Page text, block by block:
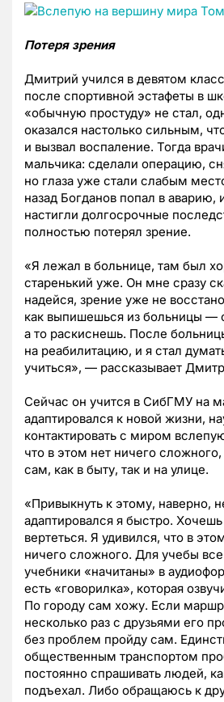
Потеря зрения
Дмитрий учился в девятом
после спортивной эстафеты в
«обычную простуду» не стал,
оказался настолько сильным,
и вызвал воспаление. Тогда
мальчика: сделали операцию,
но глаза уже стали слабым
назад Богданов попал в аварию,
настигли долгосрочные
полностью потерял зрение.
«Я лежал в больнице, там был
старенький уже. Он мне сразу
надейся, зрение уже не
как выпишешься из больницы —
а то раскиснешь. После
на реабилитацию, и я стал
учиться», — рассказывает
Сейчас он учится в СибГМУ на
адаптировался к новой жизни,
контактировать с миром
что в этом нет ничего
сам, как в быту, так и на улице.
«Привыкнуть к этому, наверно,
адаптировался я быстро.
вертеться. Я удивился, что в
ничего сложного. Для учебы
учебники «начитаны» в
есть «говорилка», которая
По городу сам хожу. Если
несколько раз с друзьями его
без проблем пройду сам.
общественным транспортом
постоянно спрашивать людей,
подъехал. Либо обращаюсь к